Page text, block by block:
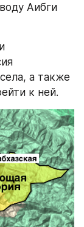
Аибги
а также
к ней.